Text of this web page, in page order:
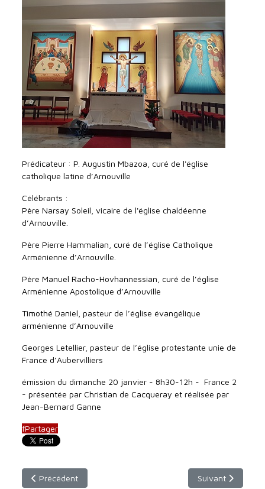
Prédicateur : P. Augustin Mbazoa, curé de l'église
catholique latine d’Arnouville
Célébrants :
Père Narsay Soleil, vicaire de l'église chaldéenne
d’Arnouville.
Père Pierre Hammalian, curé de l’église Catholique
Arménienne d’Arnouville.
Père Manuel Racho-Hovhannessian, curé de l’église
Arménienne Apostolique d’Arnouville
Timothé Daniel, pasteur de l’église évangélique
arménienne d’Arnouville
Georges Letellier, pasteur de l’église protestante unie de
France d’Aubervilliers
émission du dimanche 20 janvier - 8h30-12h - France 2
- présentée par Christian de Cacqueray et réalisée par
Jean-Bernard Ganne
fPartager
Article précédent : dimanche 17 février - 9h30
Précédent Article suivant :
Suivant